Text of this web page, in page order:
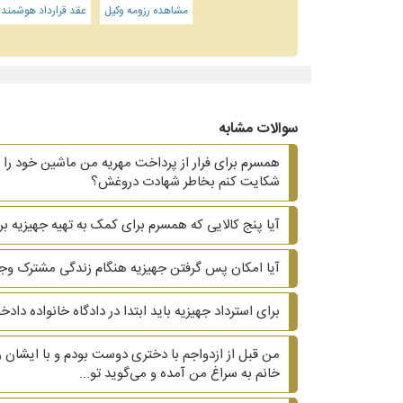
مشاهده رزومه وکیل عقد قرارداد هوشمند
سوالات مشابه
همسرم برای فرار از پرداخت مهریه من ماشین خود
شکایت کنم بخاطر شهادت دروغش؟
آیا پنج کالایی که همسرم برای کمک به تهیه
آیا امکان پس گرفتن جهیزیه هنگام زندگی مشترک
برای استرداد جهیزیه باید ابتدا در دادگاه
من قبل از ازدواجم با دختری دوست بودم و با
خانم به سراغ من آمده و می‌گوید تو...